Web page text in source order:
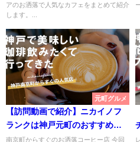
アのお洒落で人気なカフェをまとめて紹介
します。...
元町グルメ
【訪問動画で紹介】ニカイノフ
ランクは神戸元町のおすすめ珈
琲カフェ
南京町からすぐのお洒落コーヒー店 今回